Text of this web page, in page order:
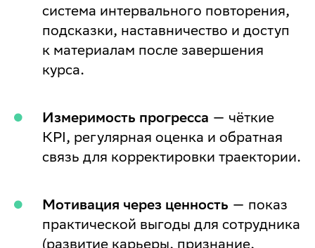
система интервального повторения,
подсказки, наставничество и доступ
к материалам после завершения
курса.
Измеримость прогресса — чёткие
KPI, регулярная оценка и обратная
связь для корректировки траектории.
Мотивация через ценность — показ
практической выгоды для сотрудника
(развитие карьеры, признание,